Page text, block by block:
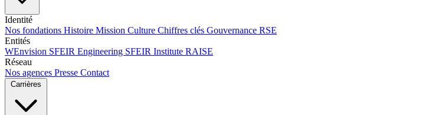
Identité
Nos fondations Histoire Mission Culture Chiffres clés Gouvernance RSE
Entités
WEnvision SFEIR Engineering SFEIR Institute RAISE
Réseau
Nos agences Presse Contact
Carrières